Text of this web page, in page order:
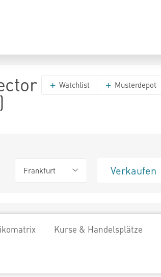
Watchlist Musterdepot
Frankfurt Verkaufen
Kurse & Handelsplätze